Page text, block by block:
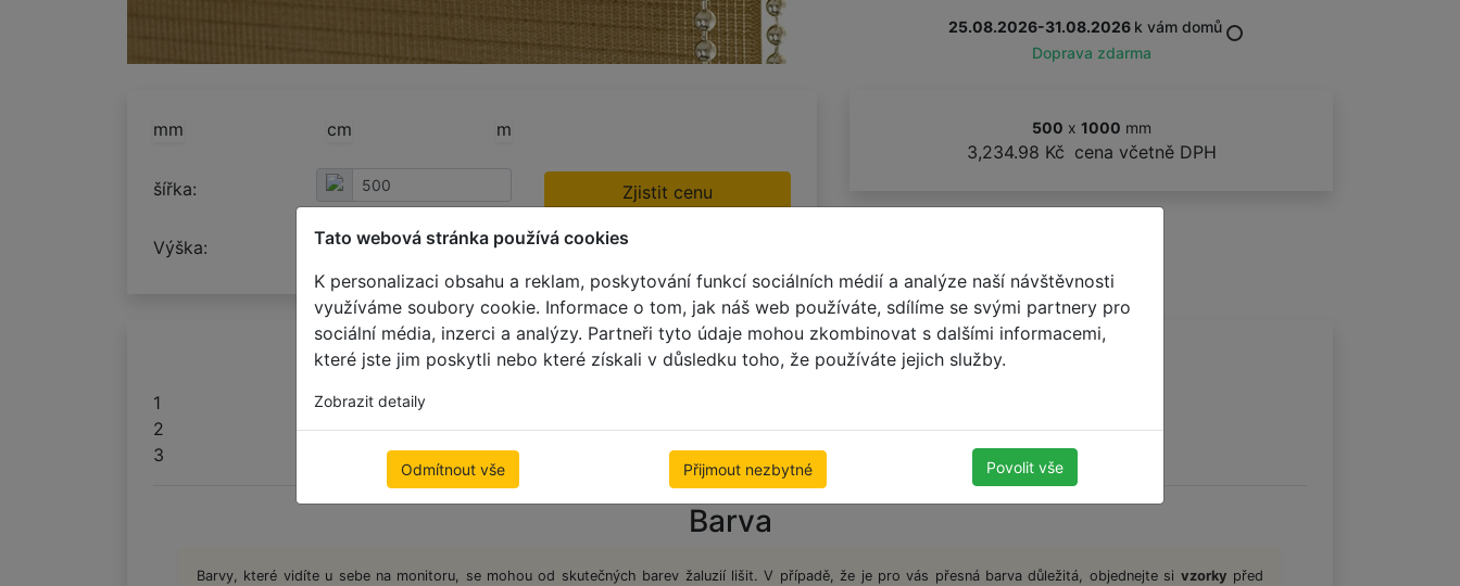
Tato webová stránka používá cookies
K personalizaci obsahu a reklam, poskytování funkcí sociálních médií a analýze naší návštěvnosti
využíváme soubory cookie. Informace o tom, jak náš web používáte, sdílíme se svými partnery pro
sociální média, inzerci a analýzy. Partneři tyto údaje mohou zkombinovat s dalšími informacemi,
které jste jim poskytli nebo které získali v důsledku toho, že používáte jejich služby.
Zobrazit detaily
Odmítnout vše Přijmout nezbytné Povolit vše
25.08.2026-31.08.2026 k vám domů
Doprava zdarma
mm cm m
šířka:
Výška:
Zjistit cenu
500 x 1000 mm
3,234.98 Kč cena včetně DPH
Kroky konfigurace
1
2
3
Barva
Barvy, které vidíte u sebe na monitoru, se mohou od skutečných barev žaluzií lišit. V případě, že je pro vás přesná barva důležitá, objednejte si vzorky před